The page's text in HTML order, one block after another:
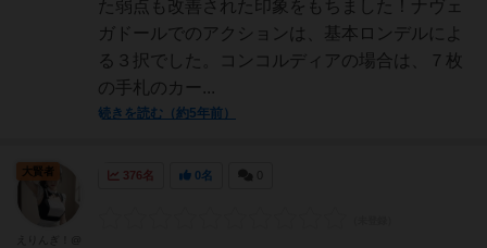
た弱点も改善された印象をもちました！ナヴェ
ガドールでのアクションは、基本ロンデルによ
る３択でした。コンコルディアの場合は、７枚
の手札のカー...
続きを読む（約5年前）
376名 0名
大賢者